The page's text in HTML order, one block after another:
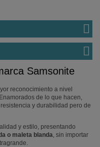
Samsonite
reconocimiento a nivel
de lo que hacen,
y durabilidad pero de
y estilo, presentando
o maleta blanda, sin importar